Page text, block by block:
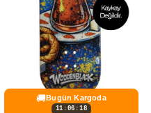
🚚Bugün Kargoda
11:06:16